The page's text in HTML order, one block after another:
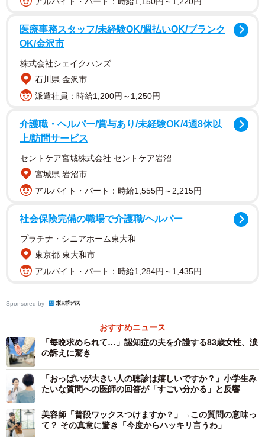
ンにとっての一般的なリフレッシュの機会ですが、普段利
場合もあり、在宅介護を担う家族にとっては、負担が一点
に集中する「試練の期間」となります。
ここで重要なのは、介護者が心身を壊すことは、要介護者
にとって最大の不幸である「共倒れ」を招くという視点で
専門用語で「レスパイト（Respite）」と呼ばれる概念があ
ります。これは「休息」「息抜き」を意味し、介護者が一
時的に介護から解放され、心身をリフレッシュさせること
を指します。そして、介護者が休息をするための支援が
「レスパイトケア（Respite Care）」です。これは単なる
「手抜き」ではなく、持続可能な在宅介護を継続するため
の「介護者の必須のメンテナンス」です。
の受け入れが難しい場合に検討したいのが「レスパイト入
院」です。
１．利用条件と特徴
主に「地域包括ケア病棟」を持つ病院などで実施されてい
ます。他にも「療養病棟（医療療養病床）」や「精神科病
棟」、状況によっては「緩和ケア病棟（ホスピス）」でも
医療事務スタッフ/未経験OK/週払いOK/ブランク
OK/金沢市
株式会社シェイクハンズ
石川県 金沢市
派遣社員：時給1,200円～1,250円
介護職・ヘルパー/賞与あり/未経験OK/4週8休以
上/訪問サービス
セントケア宮城株式会社 セントケア岩沼
宮城県 岩沼市
アルバイト・パート：時給1,555円～2,215円
社会保険完備の職場で介護職/ヘルパー
プラチナ・シニアホーム東大和
東京都 東大和市
アルバイト・パート：時給1,284円～1,435円
Sponsored by
おすすめニュース
「毎晩求められて…」認知症の夫を介護する83歳女性、涙
の訴えに驚き
「おっぱいが大きい人の聴診は嬉しいですか？」小学生み
たいな質問への医師の回答が「すごい分かる」と反響
美容師「普段ワックスつけますか？」→この質問の意味っ
て？ その真意に驚き「今度からハッキリ言うわ」